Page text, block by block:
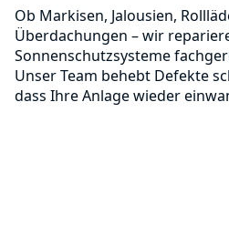
Ob Markisen, Jalousien,
Überdachungen – wir
Sonnenschutzsysteme
Unser Team behebt Defekte
dass Ihre Anlage wieder